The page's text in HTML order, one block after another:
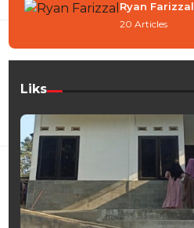
Ryan Farizzal
20 Articles
Liks